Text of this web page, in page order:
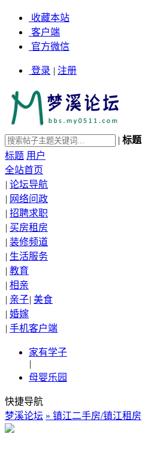
收藏本站
客户端
官方微信
登录 | 注册
| 标题
标题 用户
全站首页
| 论坛导航
| 网络问政
| 招聘求职
| 买房租房
| 装修频道
| 生活服务
| 教育
| 相亲
| 亲子| 美食
| 婚嫁
| 手机客户端
家有学子
|
母婴乐园
快捷导航
梦溪论坛 » 镇江二手房/镇江租房